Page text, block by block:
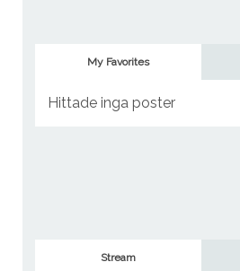
My Favorites
Hittade inga poster
Stream